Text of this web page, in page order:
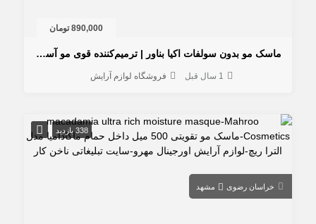
890,000 تومان
ماسک مو بدون سولفات اکیا بناور | ترمیم‌کننده قوی مو آسیب‌دیده
1 سال قبل فروشگاه لوازم آرایش
338 بازدید
خراسان رضوی مشهد